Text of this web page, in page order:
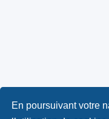
En poursuivant votre